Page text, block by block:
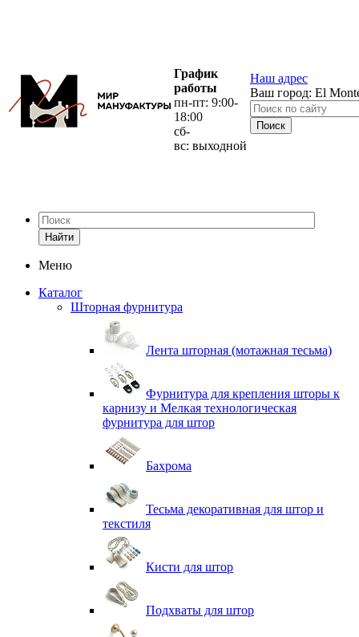
График
работы
пн-пт: 9:00-
18:00
сб-
вс: выходной
Наш адрес
Ваш город: El
Найти
Меню
Каталог
Шторная фурнитура
Лента шторная (мотажная тесьма)
Фурнитура для крепления шторы к
карнизу и Мелкая технологическая
фурнитура для штор
Бахрома
Тесьма декоративная для штор и
текстиля
Кисти для штор
Подхваты для штор